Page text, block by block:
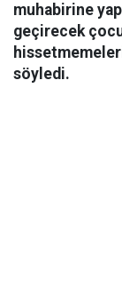
muhabirine
geçirecek
söyledi.